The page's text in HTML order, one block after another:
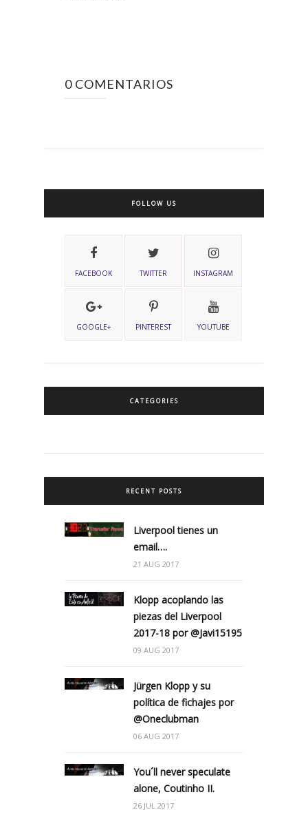
0 COMENTARIOS
FOLLOW US
FACEBOOK TWITTER INSTAGRAM
GOOGLE+ PINTEREST YOUTUBE
CATEGORIES
RECENT POSTS
Liverpool tienes un
email….
21 AUG 2017
Klopp acoplando las
piezas del Liverpool
2017-18 por @Javi15195
09 AUG 2017
Jürgen Klopp y su
política de fichajes por
@Oneclubman
06 AUG 2017
You´ll never speculate
alone, Coutinho II.
26 JUL 2017